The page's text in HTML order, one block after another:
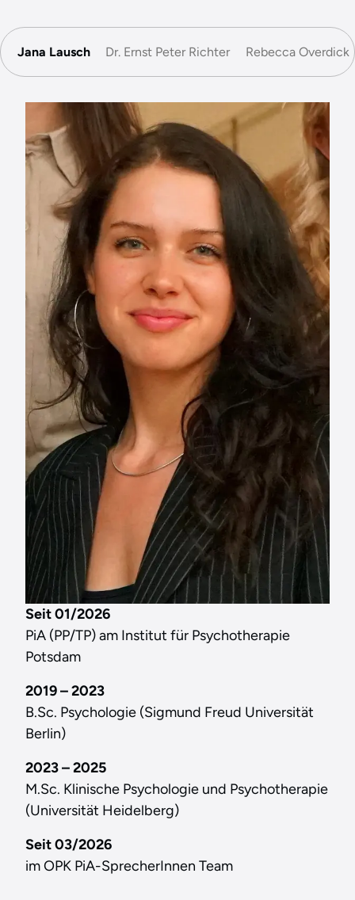
Jana Lausch Dr. Ernst Peter Richter Rebecca Overdick
Seit 01/2026
PiA (PP/TP) am Institut für Psychotherapie
Potsdam
2019 – 2023
B.Sc. Psychologie (Sigmund Freud Universität
Berlin)
2023 – 2025
M.Sc. Klinische Psychologie und Psychotherapie
(Universität Heidelberg)
Seit 03/2026
im OPK PiA-SprecherInnen Team